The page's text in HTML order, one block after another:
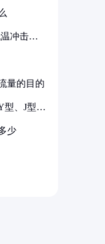
冲击要
量的目的
型、J型、
少